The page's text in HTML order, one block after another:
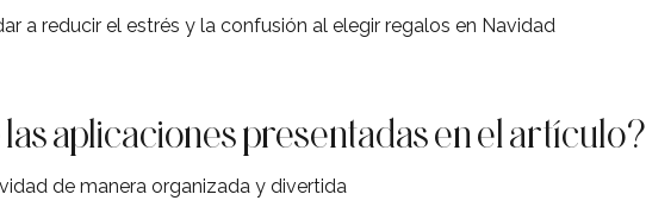
a reducir el estrés y la confusión al elegir regalos en Navidad
aplicaciones presentadas en el artículo?
de manera organizada y divertida